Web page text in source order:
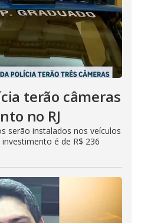
terão câmeras
no RJ
serão instalados nos veículos
é de R$ 236